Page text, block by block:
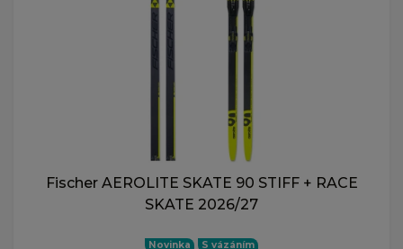
Fischer AEROLITE SKATE 90 STIFF + RACE
SKATE 2026/27
Novinka S vázáním